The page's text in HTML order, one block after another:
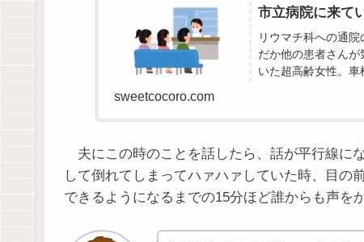
市立病院に来て
リウマチ科への通
だか他の患者さん
いた超高齢女性。車
sweetcocoro.com
夫にこの時のことを話したら、話が平行線に
して倒れてしまってハァハァしていた時、目の
できるようになるまでの15分ほど誰からも声を